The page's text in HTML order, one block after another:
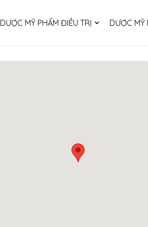
DƯỢC MỸ PHẨM ĐIỀU TRỊ DƯỢC MỸ